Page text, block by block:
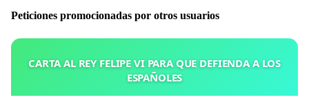
Peticiones promocionadas por otros usuarios
CARTA AL REY FELIPE VI PARA QUE DEFIENDA A LOS
ESPAÑOLES